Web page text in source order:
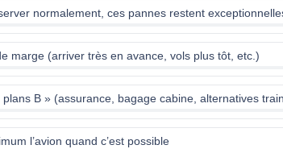
normalement, ces pannes restent
marge (arriver très en avance, vols plus tôt, etc.)
B » (assurance, bagage cabine, alternatives
l’avion quand c’est possible